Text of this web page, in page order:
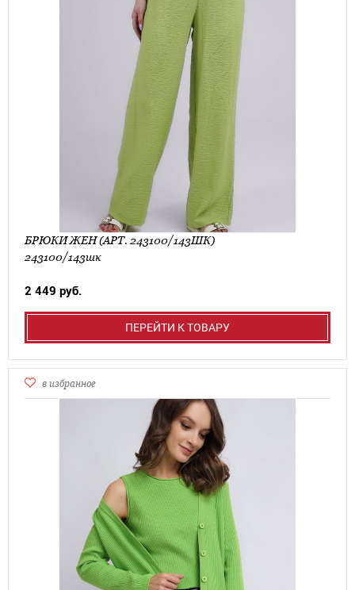
БРЮКИ ЖЕН (АРТ. 243100/143ШК)
243100/143шк
2 449 руб.
ПЕРЕЙТИ К ТОВАРУ
в избранное